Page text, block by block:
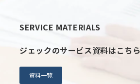
SERVICE MATERIALS
ジェックのサービス資料はこちら
資料一覧